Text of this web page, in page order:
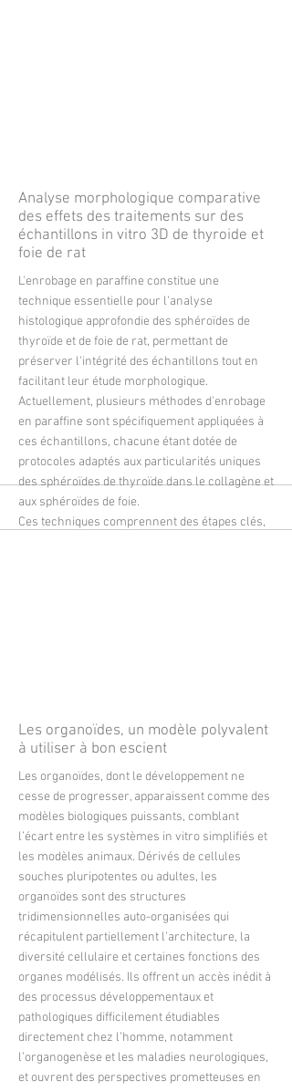
More
Analyse morphologique comparative
des effets des traitements sur des
échantillons in vitro 3D de thyroide et
foie de rat
L'enrobage en paraffine constitue une
technique essentielle pour l'analyse
histologique approfondie des sphéroïdes de
thyroïde et de foie de rat, permettant de
préserver l'intégrité des échantillons tout en
facilitant leur étude morphologique.
Actuellement, plusieurs méthodes d'enrobage
en paraffine sont spécifiquement appliquées à
ces échantillons, chacune étant dotée de
protocoles adaptés aux particularités uniques
des sphéroïdes de thyroïde dans le collagène et
aux sphéroïdes de foie.
Ces techniques comprennent des étapes clés,
More
Les organoïdes, un modèle polyvalent
à utiliser à bon escient
Les organoïdes, dont le développement ne
cesse de progresser, apparaissent comme des
modèles biologiques puissants, comblant
l’écart entre les systèmes in vitro simplifiés et
les modèles animaux. Dérivés de cellules
souches pluripotentes ou adultes, les
organoïdes sont des structures
tridimensionnelles auto-organisées qui
récapitulent partiellement l’architecture, la
diversité cellulaire et certaines fonctions des
organes modélisés. Ils offrent un accès inédit à
des processus développementaux et
pathologiques difficilement étudiables
directement chez l’homme, notamment
l’organogenèse et les maladies neurologiques,
et ouvrent des perspectives prometteuses en